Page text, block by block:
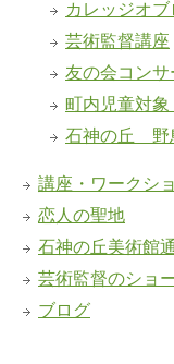
カレッジオ
芸術監督講座
友の会コンサ
町内児童対
石神の丘 野
講座・ワークシ
恋人の聖地
石神の丘美術館
芸術監督のショ
ブログ